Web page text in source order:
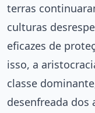
terras
culturas
eficazes de
isso, a
classe
desenfreada dos